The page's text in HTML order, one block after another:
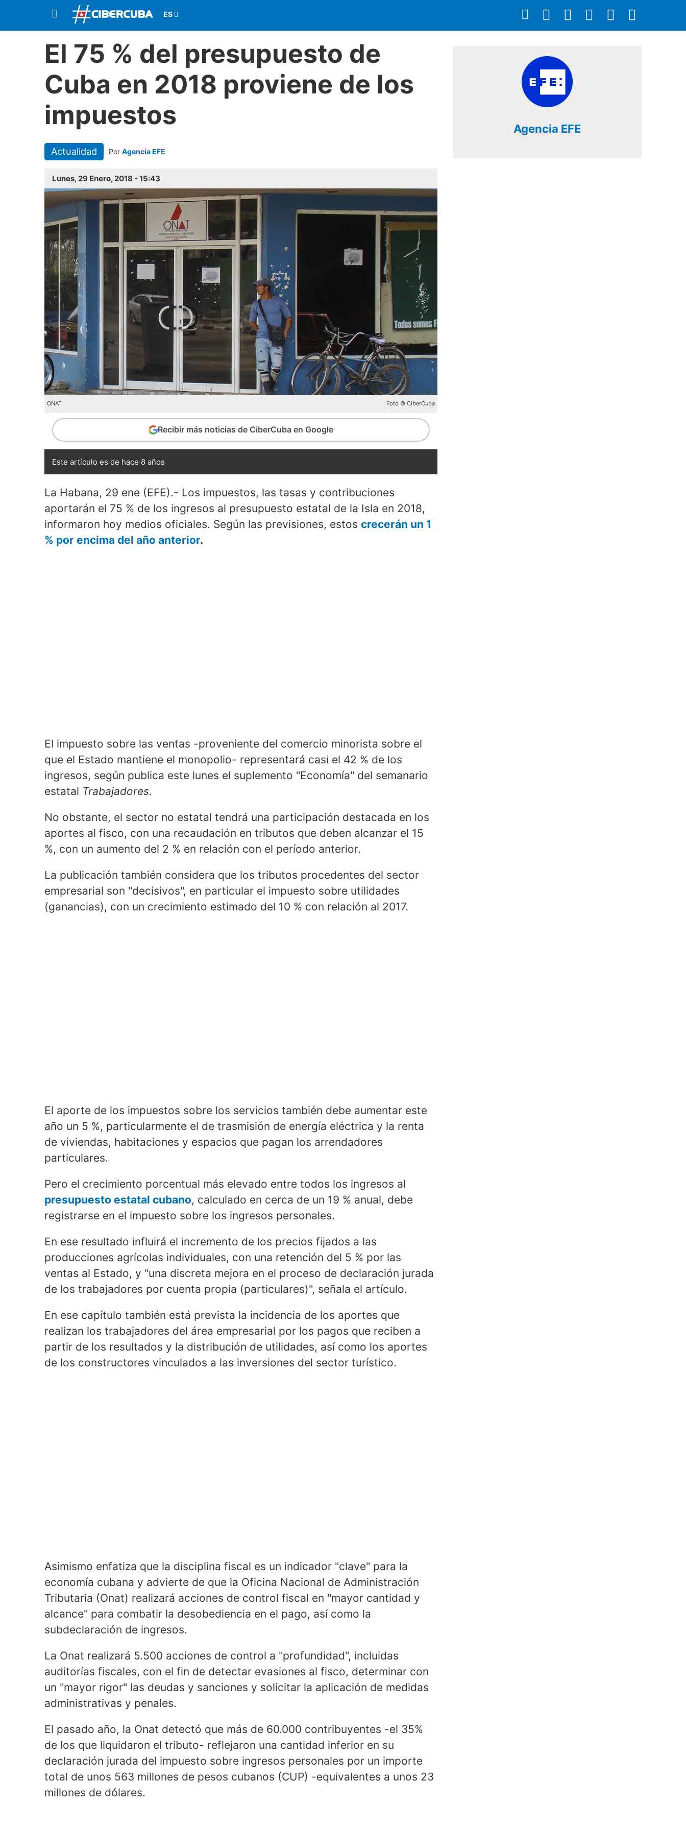
El 75 % del presupuesto de
Cuba en 2018 proviene de los
impuestos
Actualidad Por Agencia EFE
Lunes, 29 Enero, 2018 - 15:43
ONAT Foto © CiberCuba
Recibir más noticias de CiberCuba en Google
Este artículo es de hace 8 años
La Habana, 29 ene (EFE).- Los impuestos, las tasas y contribuciones
aportarán el 75 % de los ingresos al presupuesto estatal de la Isla en 2018,
informaron hoy medios oficiales. Según las previsiones, estos crecerán un 1
% por encima del año anterior.
El impuesto sobre las ventas -proveniente del comercio minorista sobre el
que el Estado mantiene el monopolio- representará casi el 42 % de los
ingresos, según publica este lunes el suplemento "Economía" del semanario
estatal Trabajadores.
No obstante, el sector no estatal tendrá una participación destacada en los
aportes al fisco, con una recaudación en tributos que deben alcanzar el 15
%, con un aumento del 2 % en relación con el período anterior.
La publicación también considera que los tributos procedentes del sector
empresarial son "decisivos", en particular el impuesto sobre utilidades
(ganancias), con un crecimiento estimado del 10 % con relación al 2017.
El aporte de los impuestos sobre los servicios también debe aumentar este
año un 5 %, particularmente el de trasmisión de energía eléctrica y la renta
de viviendas, habitaciones y espacios que pagan los arrendadores
particulares.
Pero el crecimiento porcentual más elevado entre todos los ingresos al
presupuesto estatal cubano, calculado en cerca de un 19 % anual, debe
registrarse en el impuesto sobre los ingresos personales.
En ese resultado influirá el incremento de los precios fijados a las
producciones agrícolas individuales, con una retención del 5 % por las
ventas al Estado, y "una discreta mejora en el proceso de declaración jurada
de los trabajadores por cuenta propia (particulares)", señala el artículo.
En ese capítulo también está prevista la incidencia de los aportes que
realizan los trabajadores del área empresarial por los pagos que reciben a
partir de los resultados y la distribución de utilidades, así como los aportes
de los constructores vinculados a las inversiones del sector turístico.
Asimismo enfatiza que la disciplina fiscal es un indicador "clave" para la
economía cubana y advierte de que la Oficina Nacional de Administración
Tributaria (Onat) realizará acciones de control fiscal en "mayor cantidad y
alcance" para combatir la desobediencia en el pago, así como la
subdeclaración de ingresos.
La Onat realizará 5.500 acciones de control a "profundidad", incluidas
auditorías fiscales, con el fin de detectar evasiones al fisco, determinar con
un "mayor rigor" las deudas y sanciones y solicitar la aplicación de medidas
administrativas y penales.
El pasado año, la Onat detectó que más de 60.000 contribuyentes -el 35%
de los que liquidaron el tributo- reflejaron una cantidad inferior en su
declaración jurada del impuesto sobre ingresos personales por un importe
total de unos 563 millones de pesos cubanos (CUP) -equivalentes a unos 23
millones de dólares.
Agencia EFE